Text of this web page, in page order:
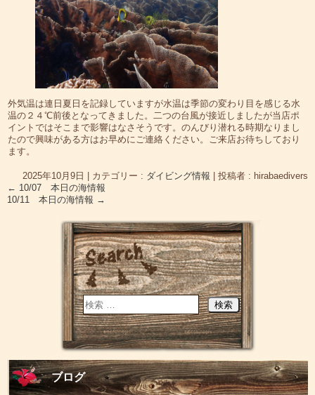
外気温は連日夏日を記録していますが水温は季節の変わり目を感じる水
温の２４℃前後となってきました。二つの台風が接近しましたが当店ポ
イントではそこまで影響はなさそうです。のんびり潜れる時期なりまし
たので興味がある方はお早めにご連絡ください。ご来店お待ちしており
ます。
2025年10月9日 | カテゴリー : ダイビング情報 | 投稿者 : hirabaedivers
← 10/07 本日の海情報
10/11 本日の海情報 →
ブログ